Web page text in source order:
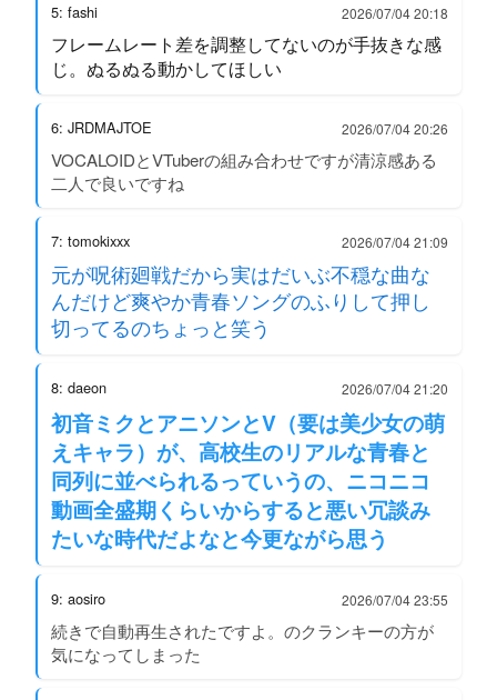
5: fashi 2026/07/04 20:18
フレームレート差を調整してないのが手抜きな感
じ。ぬるぬる動かしてほしい
6: JRDMAJTOE 2026/07/04 20:26
VOCALOIDとVTuberの組み合わせですが清涼感ある
二人で良いですね
7: tomokixxx 2026/07/04 21:09
元が呪術廻戦だから実はだいぶ不穏な曲な
んだけど爽やか青春ソングのふりして押し
切ってるのちょっと笑う
8: daeon 2026/07/04 21:20
初音ミクとアニソンとV（要は美少女の萌
えキャラ）が、高校生のリアルな青春と
同列に並べられるっていうの、ニコニコ
動画全盛期くらいからすると悪い冗談み
たいな時代だよなと今更ながら思う
9: aosiro 2026/07/04 23:55
続きで自動再生されたですよ。のクランキーの方が
気になってしまった